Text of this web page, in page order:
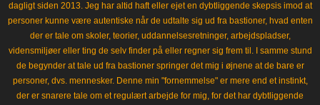
dagligt siden 2013. Jeg har altid haft eller ejet en dybtliggende skepsis imod at
personer kunne være autentiske når de udtalte sig ud fra bastioner, hvad enten
der er tale om skoler, teorier, uddannelsesretninger, arbejdspladser,
vidensmiljøer eller ting de selv finder på eller regner sig frem til. I samme stund
de begynder at tale ud fra bastioner springer det mig i øjnene at de bare er
personer, dvs. mennesker. Denne min "fornemmelse" er mere end et instinkt,
der er snarere tale om et regulært arbejde for mig, for det har dybtliggende